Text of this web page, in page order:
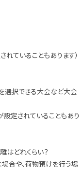
れていることもあります）
選択できる大会など大会
定されていることもあり
はどれくらい？
合や、荷物預けを行う場